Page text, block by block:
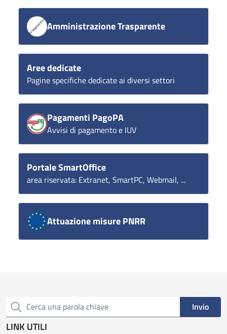
Amministrazione Trasparente
Aree dedicate
Pagine specifiche dedicate ai diversi settori
Pagamenti PagoPA
Avvisi di pagamento e IUV
Portale SmartOffice
area riservata: Extranet, SmartPC, Webmail, ...
Attuazione misure PNRR
Cerca una parola chiave Invio
LINK UTILI